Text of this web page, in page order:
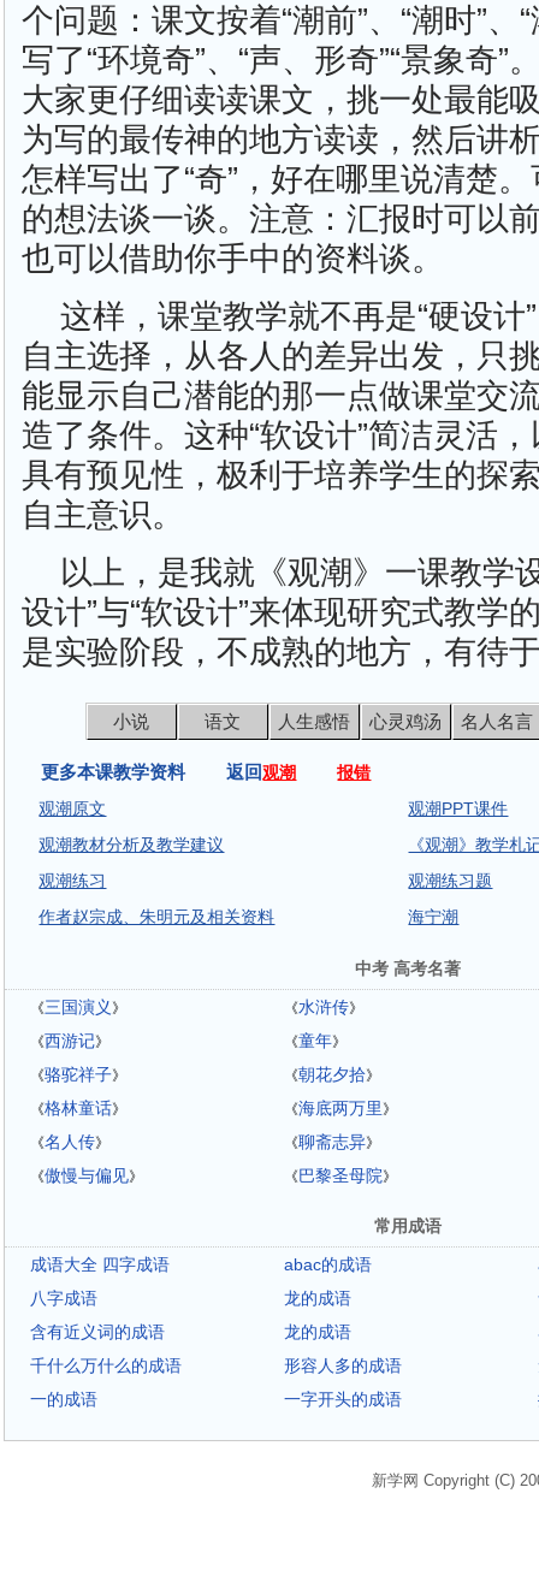
个问题：课文按着“潮前”、“潮时”、
写了“环境奇”、“声、形奇”“景象奇”
大家更仔细读读课文，挑一处最能
为写的最传神的地方读读，然后讲
怎样写出了“奇”，好在哪里说清楚
的想法谈一谈。注意：汇报时可以
也可以借助你手中的资料谈。
这样，课堂教学就不再是“硬设计
自主选择，从各人的差异出发，只
能显示自己潜能的那一点做课堂交
造了条件。这种“软设计”简洁灵活
具有预见性，极利于培养学生的探
自主意识。
以上，是我就《观潮》一课教学
设计”与“软设计”来体现研究式教学
是实验阶段，不成熟的地方，有待
小说 语文 人生感悟 心灵鸡汤 名人名言
更多本课教学资料 返回观潮
报错
观潮原文
观潮PPT课件
观潮教材分析及教学建议
《观潮》教学札
观潮练习
观潮练习题
作者赵宗成、朱明元及相关资料
海宁潮
中考 高考名著
《三国演义 》 《水浒传》
《西游记》 《童年》
《骆驼祥子》 《朝花夕拾》
《格林童话》 《海底两万里 》
《名人传》 《聊斋志异》
《傲慢与偏见》 《巴黎圣母院》
常用成语
成语大全 四字成语
abac的成语
八字成语
龙的成语
含有近义词的成语
龙的成语
千什么万什么的成语
形容人多的成语
一的成语
一字开头的成语
新学网 Copyright (C)